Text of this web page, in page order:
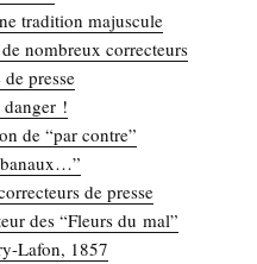
tra­di­tion majuscule
nom­breux correcteurs
presse
!
de “par contre”
banaux…”
de presse
des “Fleurs du mal”
Lafon, 1857